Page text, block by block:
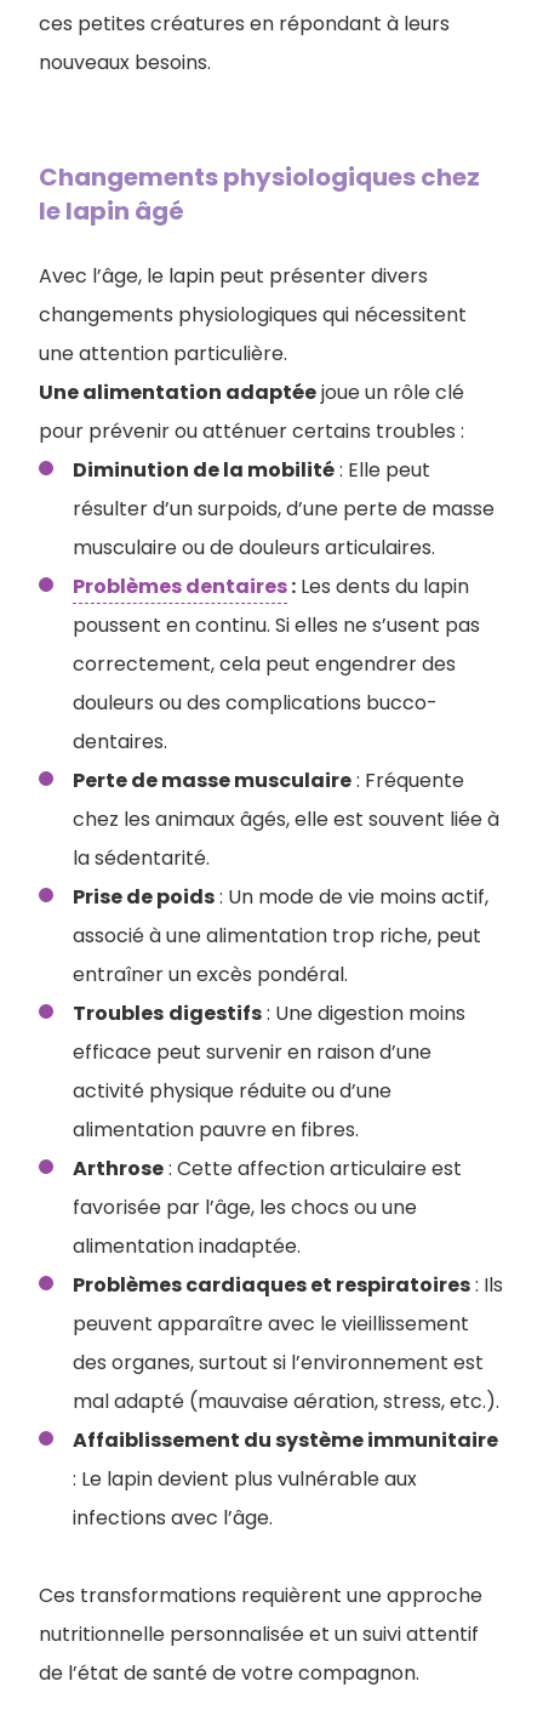
ces petites créatures en répondant à leurs
nouveaux besoins.
Changements physiologiques chez
le lapin âgé
Avec l’âge, le lapin peut présenter divers
changements physiologiques qui nécessitent
une attention particulière.
Une alimentation adaptéejoue un rôle clé
pour prévenir ou atténuer certains troubles :
Diminution de la mobilité: Elle peut
résulter d’un surpoids, d’une perte de masse
musculaire ou de douleurs articulaires.
Problèmes dentaires: Les dents du lapin
poussent en continu. Si elles ne s’usent pas
correctement, cela peut engendrer des
douleurs ou des complications bucco-
dentaires.
Perte de masse musculaire: Fréquente
chez les animaux âgés, elle est souvent liée à
la sédentarité.
Prise de poids: Un mode de vie moins actif,
associé à une alimentation trop riche, peut
entraîner un excès pondéral.
Troubles digestifs: Une digestion moins
efficace peut survenir en raison d’une
activité physique réduite ou d’une
alimentation pauvre en fibres.
Arthrose: Cette affection articulaire est
favorisée par l’âge, les chocs ou une
alimentation inadaptée.
Problèmes cardiaques et respiratoires: Ils
peuvent apparaître avec le vieillissement
des organes, surtout si l’environnement est
mal adapté (mauvaise aération, stress, etc.).
Affaiblissement du système immunitaire
: Le lapin devient plus vulnérable aux
infections avec l’âge.
Ces transformations requièrent une approche
nutritionnelle personnalisée et un suivi attentif
de l’état de santé de votre compagnon.